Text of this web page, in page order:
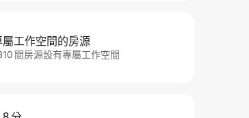
工作空間的房源
間房源設有專屬工作空間